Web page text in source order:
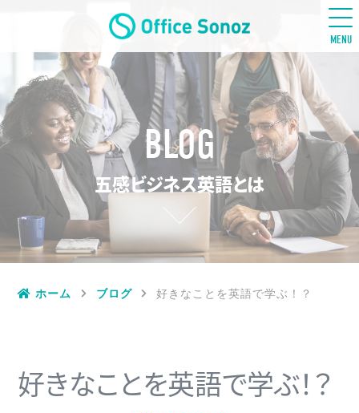
MENU
BLOG
五感ビジネス英語とは
ホーム ブログ 好きなことを英語で学ぶ！？
好きなことを英語で学ぶ！？